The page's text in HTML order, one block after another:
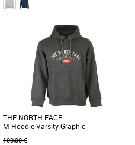
Vêtements pas cher et Promos
Vêtements
Affirmez votre style avec ce sweat à
capuche New Balance. Ce modèle se
distingue par sa simplicité [...]
THE NORTH FACE
M Hoodie Varsity Graphic
100,00 €